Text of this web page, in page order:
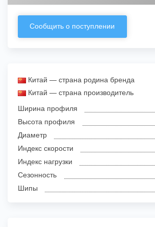
Сообщить о поступлении
Китай — страна родина бренда
Китай — страна производитель
Ширина профиля
Высота профиля
Диаметр
Индекс скорости
Индекс нагрузки
Сезонность
Шипы